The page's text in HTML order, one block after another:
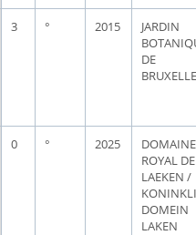
3 ° 2015
JARDIN
DE
0 ° 2025
DOMAINE
ROYAL DE
LAEKEN /
DOMEIN
LAKEN